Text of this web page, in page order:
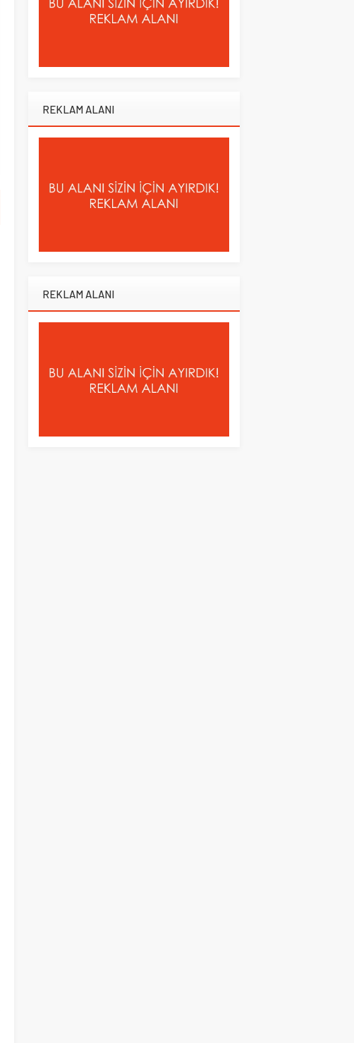
REKLAM ALANI
REKLAM ALANI